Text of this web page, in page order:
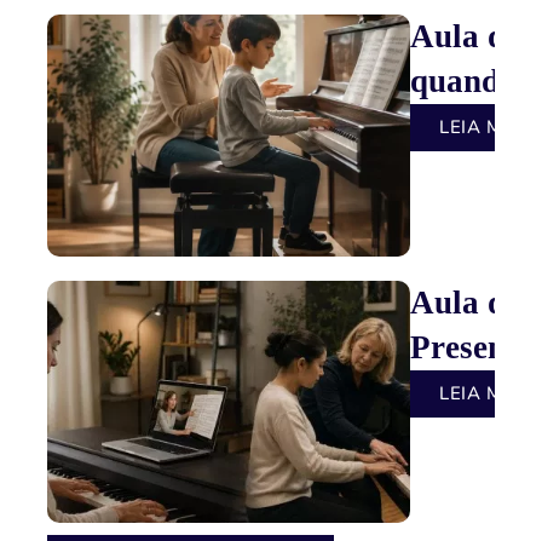
Aula de
quando
LEIA MAIS
Aula de
LEIA MAIS